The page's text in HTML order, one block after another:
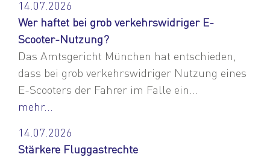
14.07.2026
Wer haftet bei grob verkehrswidriger E-
Scooter-Nutzung?
Das Amtsgericht München hat entschieden,
dass bei grob verkehrswidriger Nutzung eines
E-Scooters der Fahrer im Falle ein...
mehr...
14.07.2026
Stärkere Fluggastrechte